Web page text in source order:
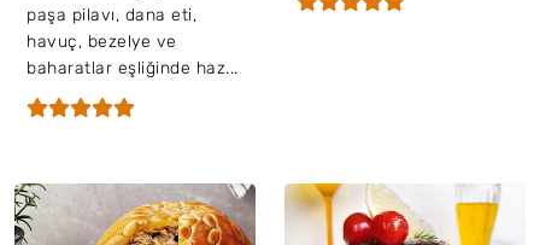
paşa pilavı, dana eti,
havuç, bezelye ve
baharatlar eşliğinde haz...